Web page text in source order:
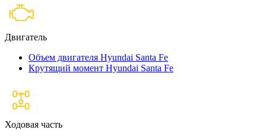
Двигатель
Объем двигателя Hyundai Santa Fe
Крутящий момент Hyundai Santa Fe
Ходовая часть